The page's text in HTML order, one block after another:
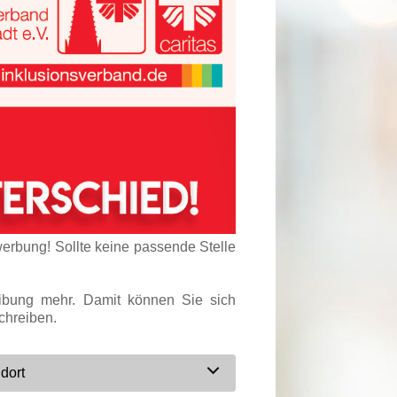
Sollte keine passende Stelle
mehr. Damit können Sie sich